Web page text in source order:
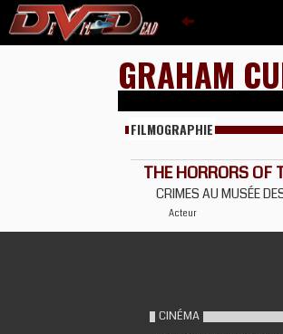
GRAHAM
FILMOGRAPHIE
THE HORRORS OF
CRIMES AU MUSÉE
Acteur
CINÉMA